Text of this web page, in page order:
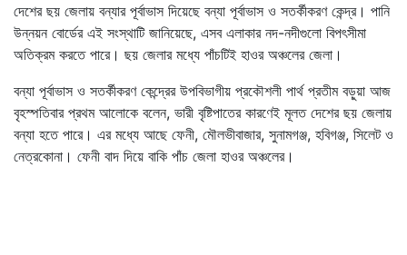
দেশের ছয় জেলায় বন্যার পূর্বাভাস দিয়েছে বন্যা পূর্বাভাস ও সতর্কীকরণ কেন্দ্র। পানি
উন্নয়ন বোর্ডের এই সংস্থাটি জানিয়েছে, এসব এলাকার নদ-নদীগুলো বিপৎসীমা
অতিক্রম করতে পারে। ছয় জেলার মধ্যে পাঁচটিই হাওর অঞ্চলের জেলা।
বন্যা পূর্বাভাস ও সতর্কীকরণ কেন্দ্রের উপবিভাগীয় প্রকৌশলী পার্থ প্রতীম বড়ুয়া আজ
বৃহস্পতিবার প্রথম আলোকে বলেন, ভারী বৃষ্টিপাতের কারণেই মূলত দেশের ছয় জেলায়
বন্যা হতে পারে। এর মধ্যে আছে ফেনী, মৌলভীবাজার, সুনামগঞ্জ, হবিগঞ্জ, সিলেট ও
নেত্রকোনা। ফেনী বাদ দিয়ে বাকি পাঁচ জেলা হাওর অঞ্চলের।